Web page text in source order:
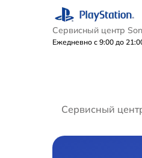
Сервисный центр
Ежедневно с 9:00 до
Сервисный